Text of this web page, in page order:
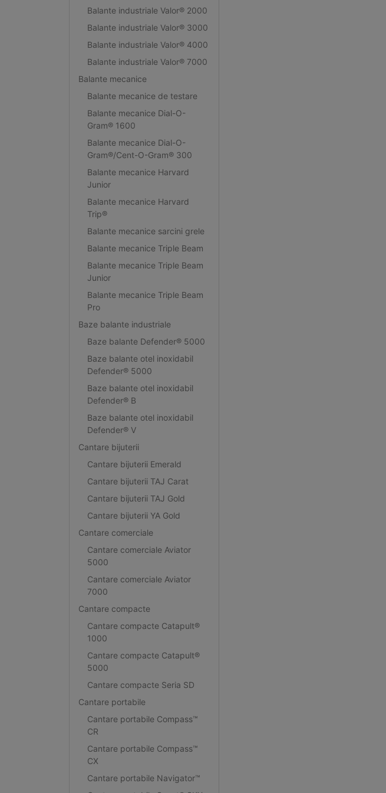
Balante industriale Valor® 2000
Balante industriale Valor® 3000
Balante industriale Valor® 4000
Balante industriale Valor® 7000
Balante mecanice
Balante mecanice de testare
Balante mecanice Dial-O-
Gram® 1600
Balante mecanice Dial-O-
Gram®/Cent-O-Gram® 300
Balante mecanice Harvard
Junior
Balante mecanice Harvard
Trip®
Balante mecanice sarcini grele
Balante mecanice Triple Beam
Balante mecanice Triple Beam
Junior
Balante mecanice Triple Beam
Pro
Baze balante industriale
Baze balante Defender® 5000
Baze balante otel inoxidabil
Defender® 5000
Baze balante otel inoxidabil
Defender® B
Baze balante otel inoxidabil
Defender® V
Cantare bijuterii
Cantare bijuterii Emerald
Cantare bijuterii TAJ Carat
Cantare bijuterii TAJ Gold
Cantare bijuterii YA Gold
Cantare comerciale
Cantare comerciale Aviator
5000
Cantare comerciale Aviator
7000
Cantare compacte
Cantare compacte Catapult®
1000
Cantare compacte Catapult®
5000
Cantare compacte Seria SD
Cantare portabile
Cantare portabile Compass™
CR
Cantare portabile Compass™
CX
Cantare portabile Navigator™